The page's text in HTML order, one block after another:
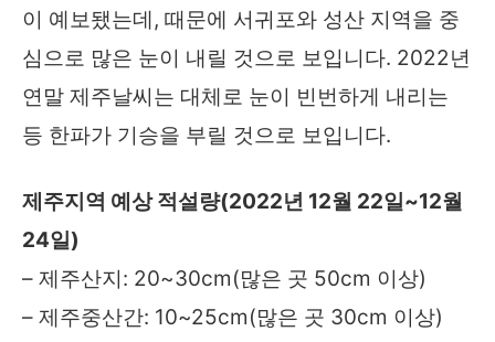
이 예보됐는데, 때문에 서귀포와 성산 지역을 중
심으로 많은 눈이 내릴 것으로 보입니다. 2022년
연말 제주날씨는 대체로 눈이 빈번하게 내리는
등 한파가 기승을 부릴 것으로 보입니다.
제주지역 예상 적설량(2022년 12월 22일~12월
24일)
– 제주산지: 20~30cm(많은 곳 50cm 이상)
– 제주중산간: 10~25cm(많은 곳 30cm 이상)